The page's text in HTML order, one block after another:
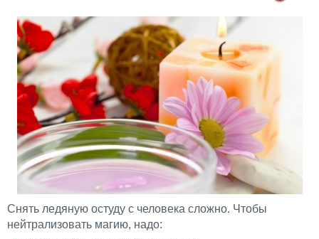
Снять ледяную остуду с человека сложно. Чтобы
нейтрализовать магию, надо: